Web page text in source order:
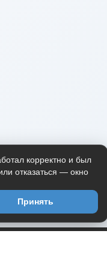
корректно и был
отказаться — окно
Принять